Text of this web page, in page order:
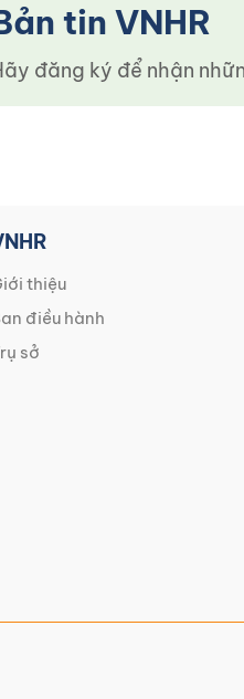
tin VNHR
đăng ký để nhận
thiệu
điều hành
sở